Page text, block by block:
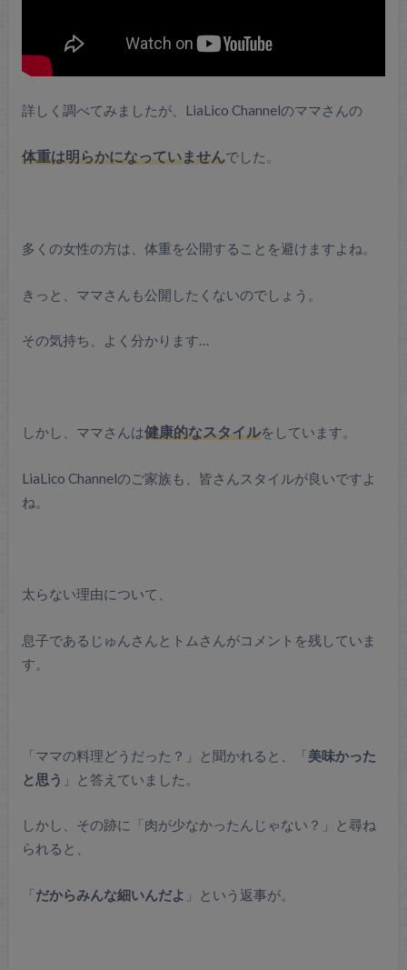
詳しく調べてみましたが、LiaLico Channelのママさんの
体重は明らかになっていませんでした。
多くの女性の方は、体重を公開することを避けますよね。
きっと、ママさんも公開したくないのでしょう。
その気持ち、よく分かります…
しかし、ママさんは健康的なスタイルをしています。
LiaLico Channelのご家族も、皆さんスタイルが良いですよ
ね。
太らない理由について、
息子であるじゅんさんとトムさんがコメントを残していま
す。
「ママの料理どうだった？」と聞かれると、「美味かった
と思う 」と答えていました。
しかし、その跡に「肉が少なかったんじゃない？」と尋ね
られると、
「だからみんな細いんだよ 」という返事が。